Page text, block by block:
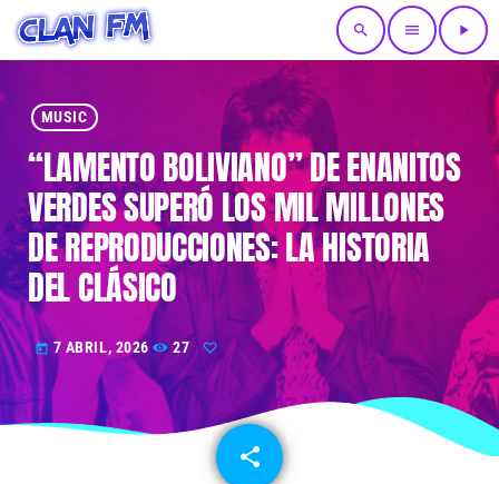
search menu play_arrow
MUSIC
“LAMENTO BOLIVIANO” DE ENANITOS
VERDES SUPERÓ LOS MIL MILLONES
DE REPRODUCCIONES: LA HISTORIA
DEL CLÁSICO
today 7 ABRIL, 2026 27
share
email